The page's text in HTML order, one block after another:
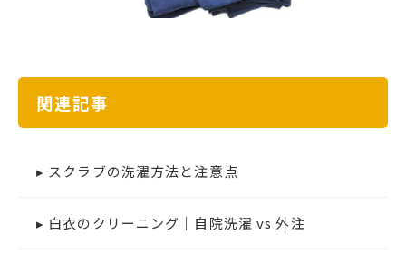
関連記事
▸ スクラブの洗濯方法と注意点
▸ 白衣のクリーニング｜自院洗濯 vs 外注